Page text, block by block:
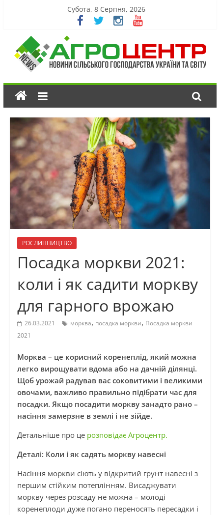
Субота, 8 Серпня, 2026
РОСЛИННИЦТВО
Посадка моркви 2021:
коли і як садити моркву
для гарного врожаю
26.03.2021 морква, посадка моркви, Посадка моркви
2021
Морква – це корисний коренеплід, який можна
легко вирощувати вдома або на дачній ділянці.
Щоб урожай радував вас соковитими і великими
овочами, важливо правильно підібрати час для
посадки. Якщо посадити моркву занадто рано –
насіння замерзне в землі і не зійде.
Детальніше про це розповідає Агроцентр.
Деталі: Коли і як садять моркву навесні
Насіння моркви сіють у відкритий грунт навесні з
першим стійким потеплінням. Висаджувати
моркву через розсаду не можна – молоді
коренеплоди дуже погано переносять пересадки і